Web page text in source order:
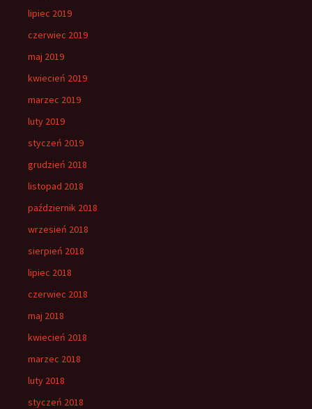
lipiec 2019
czerwiec 2019
maj 2019
kwiecień 2019
marzec 2019
luty 2019
styczeń 2019
grudzień 2018
listopad 2018
październik 2018
wrzesień 2018
sierpień 2018
lipiec 2018
czerwiec 2018
maj 2018
kwiecień 2018
marzec 2018
luty 2018
styczeń 2018